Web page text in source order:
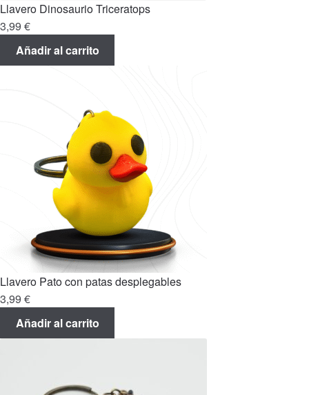
Llavero Dinosaurio Triceratops
3,99 €
Añadir al carrito
Llavero Pato con patas desplegables
3,99 €
Añadir al carrito